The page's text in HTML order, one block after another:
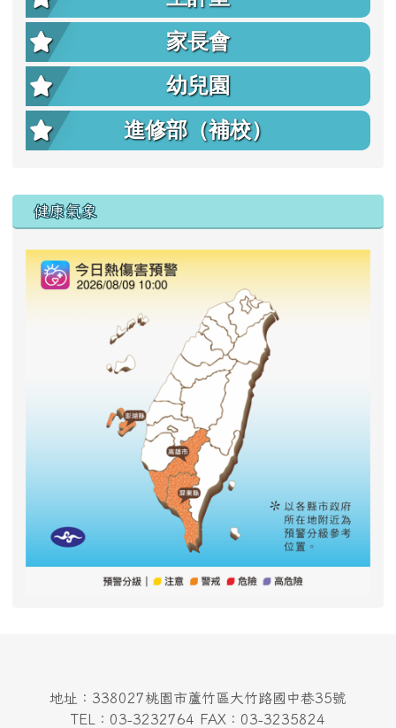
家長會
幼兒園
進修部（補校）
右邊區域內容
健康氣象
地址：338027桃園市蘆竹區大竹路國中巷35號
TEL：03-3232764 FAX：03-3235824